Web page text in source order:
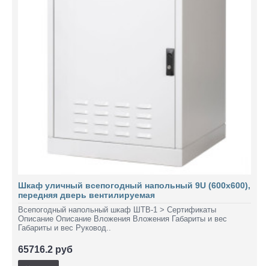
Шкаф уличный всепогодный напольный 9U (600х600),
передняя дверь вентилируемая
Всепогодный напольный шкаф ШТВ-1 > Сертификаты
Описание Описание Вложения Вложения Габариты и вес
Габариты и вес Руковод..
65716.2 руб